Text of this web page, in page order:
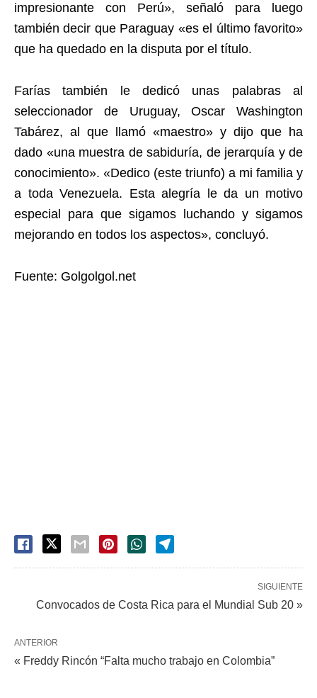
impresionante con Perú», señaló para luego
también decir que Paraguay «es el último favorito»
que ha quedado en la disputa por el título.
Farías también le dedicó unas palabras al
seleccionador de Uruguay, Oscar Washington
Tabárez, al que llamó «maestro» y dijo que ha
dado «una muestra de sabiduría, de jerarquía y de
conocimiento». «Dedico (este triunfo) a mi familia y
a toda Venezuela. Esta alegría le da un motivo
especial para que sigamos luchando y sigamos
mejorando en todos los aspectos», concluyó.
Fuente: Golgolgol.net
SIGUIENTE
Convocados de Costa Rica para el Mundial Sub 20 »
ANTERIOR
« Freddy Rincón “Falta mucho trabajo en Colombia”